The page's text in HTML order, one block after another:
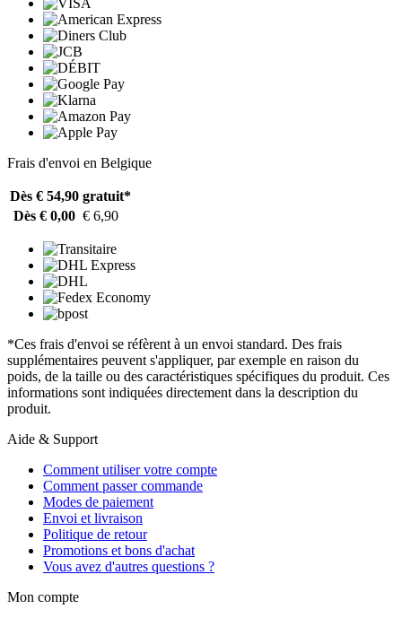
Frais d'envoi en Belgique
Dès € 54,90 gratuit*
Dès € 0,00 € 6,90
*Ces frais d'envoi se réfèrent à un envoi standard. Des frais
supplémentaires peuvent s'appliquer, par exemple en raison du
poids, de la taille ou des caractéristiques spécifiques du produit. Ces
informations sont indiquées directement dans la description du
produit.
Aide & Support
Comment utiliser votre compte
Comment passer commande
Modes de paiement
Envoi et livraison
Politique de retour
Promotions et bons d'achat
Vous avez d'autres questions ?
Mon compte